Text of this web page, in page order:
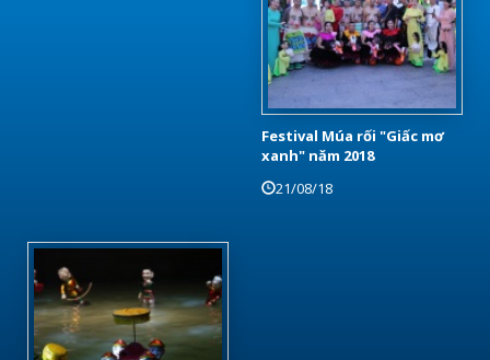
Festival Múa rối "Giấc mơ
xanh" năm 2018
21/08/18